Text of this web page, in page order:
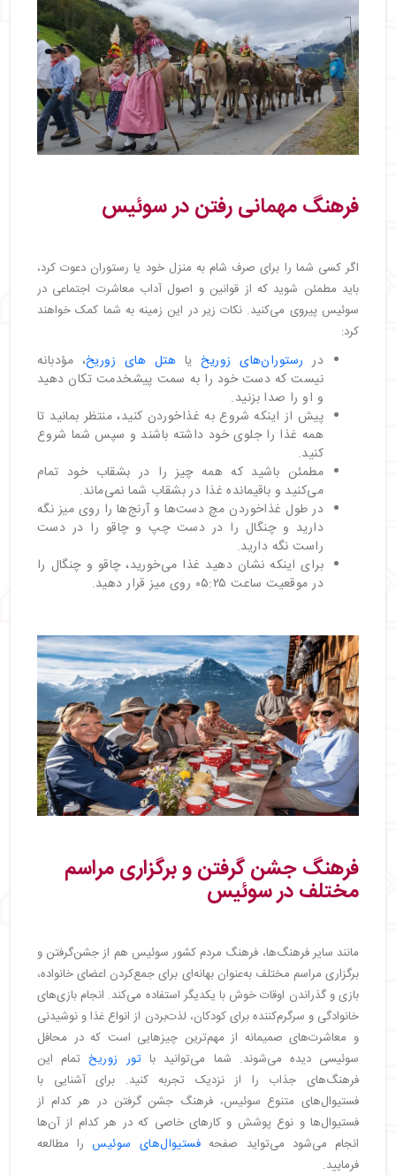
فرهنگ مهمانی رفتن در سوئیس
اگر کسی شما را برای صرف شام به منزل خود یا رستوران دعوت کرد،
باید مطمئن شوید که از قوانین و اصول آداب معاشرت اجتماعی در
سوئیس پیروی می‌کنید. نکات زیر در این زمینه به شما کمک خواهند
کرد:
در رستوران‌های زوریخیا هتل های زوریخ، مؤدبانه
نیست که دست خود را به سمت پیشخدمت تکان دهید
و او را صدا بزنید.
پیش از اینکه شروع به غذاخوردن کنید، منتظر بمانید تا
همه غذا را جلوی خود داشته باشند و سپس شما شروع
کنید.
مطمئن باشید که همه چیز را در بشقاب خود تمام
می‌کنید و باقیمانده غذا در بشقاب شما نمی‌ماند.
در طول غذاخوردن مچ دست‌ها و آرنج‌ها را روی میز نگه
دارید و چنگال را در دست چپ و چاقو را در دست
راست نگه دارید.
برای اینکه نشان دهید غذا می‌خورید، چاقو و چنگال را
در موقعیت ساعت ۰۵:۲۵ روی میز قرار دهید.
فرهنگ جشن‌ گرفتن و برگزاری مراسم
مختلف در سوئیس
مانند سایر فرهنگ‌ها، فرهنگ مردم کشور سوئیس هم از جشن‌گرفتن و
برگزاری مراسم مختلف به‌عنوان بهانه‌ای برای جمع‌کردن اعضای خانواده،
بازی و گذراندن اوقات خوش با یکدیگر استفاده می‌کند. انجام بازی‌های
خانوادگی و سرگرم‌کننده برای کودکان، لذت‌بردن از انواع غذا و نوشیدنی
و معاشرت‌های صمیمانه از مهم‌ترین چیزهایی است که در محافل
سوئیسی دیده می‌شوند. شما می‌توانید با تور زوریخ تمام این
فرهنگ‌های جذاب را از نزدیک تجربه کنید. برای آشنایی با
فستیوال‌های متنوع سوئیس، فرهنگ جشن گرفتن در هر کدام از
فستیوال‌ها و نوع پوشش و کارهای خاصی که در هر کدام از آن‌ها
انجام می‌شود می‌تواید صفحه فستیوال‌های سوئیسرا مطالعه
فرمایید.